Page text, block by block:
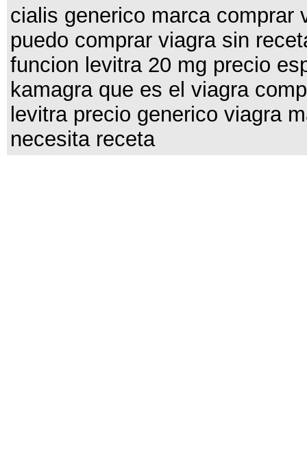
cialis generico marca comprar
puedo comprar viagra sin
funcion levitra 20 mg precio
kamagra que es el viagra
levitra precio generico viagra
necesita receta